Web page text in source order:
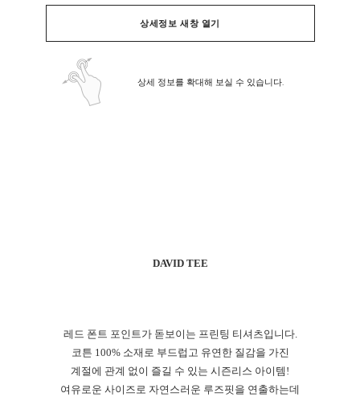
상세정보 새창 열기
상세 정보를 확대해 보실 수 있습니다.
DAVID TEE
레드 폰트 포인트가 돋보이는 프린팅 티셔츠입니다.
코튼 100% 소재로 부드럽고 유연한 질감을 가진
계절에 관계 없이 즐길 수 있는 시즌리스 아이템!
여유로운 사이즈로 자연스러운 루즈핏을 연출하는데